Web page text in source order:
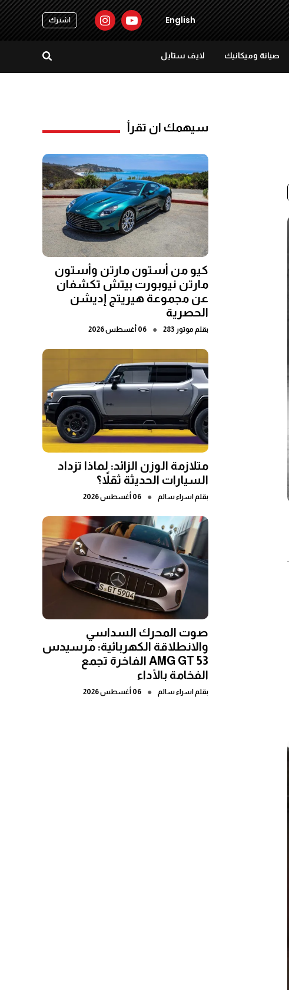
English اشترك
صيانة وميكانيك لايف ستايل
سيهمك ان تقرأ
كيو من أستون مارتن وأستون
مارتن نيوبورت بيتش تكشفان
عن مجموعة هيريتج إديشن
الحصرية
بقلم موتور 283 ● 06 أغسطس 2026
متلازمة الوزن الزائد: لماذا تزداد
السيارات الحديثة ثقلاً؟
بقلم اسراء سالم ● 06 أغسطس 2026
صوت المحرك السداسي
والانطلاقة الكهربائية: مرسيدس
AMG GT 53 الفاخرة تجمع
الفخامة بالأداء
بقلم اسراء سالم ● 06 أغسطس 2026